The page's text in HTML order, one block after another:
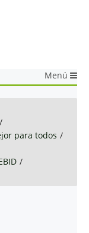
Menú
/
para todos /
/